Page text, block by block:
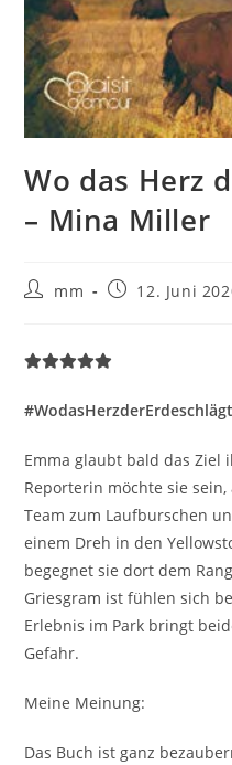
Wo das Herz
– Mina Miller
mm 12. Juni
Emma glaubt bald das Ziel
Reporterin möchte sie
Team zum Laufburschen
einem Dreh in den
begegnet sie dort dem
Griesgram ist fühlen sich
Erlebnis im Park bringt
Gefahr.
Meine Meinung:
Das Buch ist ganz